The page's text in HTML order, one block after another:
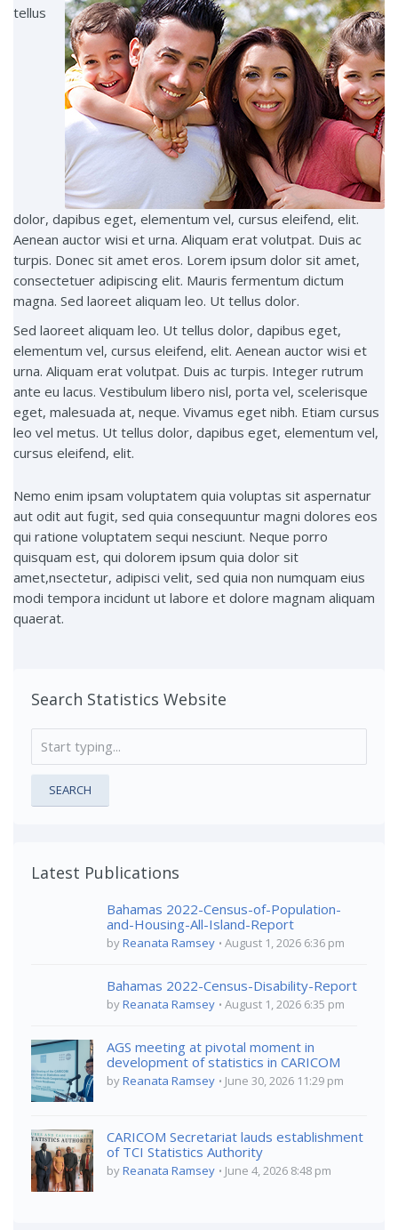
tellus
dolor, dapibus eget, elementum vel, cursus eleifend, elit.
Aenean auctor wisi et urna. Aliquam erat volutpat. Duis ac
turpis. Donec sit amet eros. Lorem ipsum dolor sit amet,
consectetuer adipiscing elit. Mauris fermentum dictum
magna. Sed laoreet aliquam leo. Ut tellus dolor.
Sed laoreet aliquam leo. Ut tellus dolor, dapibus eget,
elementum vel, cursus eleifend, elit. Aenean auctor wisi et
urna. Aliquam erat volutpat. Duis ac turpis. Integer rutrum
ante eu lacus. Vestibulum libero nisl, porta vel, scelerisque
eget, malesuada at, neque. Vivamus eget nibh. Etiam cursus
leo vel metus. Ut tellus dolor, dapibus eget, elementum vel,
cursus eleifend, elit.
Nemo enim ipsam voluptatem quia voluptas sit aspernatur
aut odit aut fugit, sed quia consequuntur magni dolores eos
qui ratione voluptatem sequi nesciunt. Neque porro
quisquam est, qui dolorem ipsum quia dolor sit
amet,nsectetur, adipisci velit, sed quia non numquam eius
modi tempora incidunt ut labore et dolore magnam aliquam
quaerat.
Search Statistics Website
SEARCH
Latest Publications
Bahamas 2022-Census-of-Population-
and-Housing-All-Island-Report
byReanata Ramsey August 1, 2026 6:36 pm
Bahamas 2022-Census-Disability-Report
byReanata Ramsey August 1, 2026 6:35 pm
AGS meeting at pivotal moment in
development of statistics in CARICOM
byReanata Ramsey June 30, 2026 11:29 pm
CARICOM Secretariat lauds establishment
of TCI Statistics Authority
byReanata Ramsey June 4, 2026 8:48 pm